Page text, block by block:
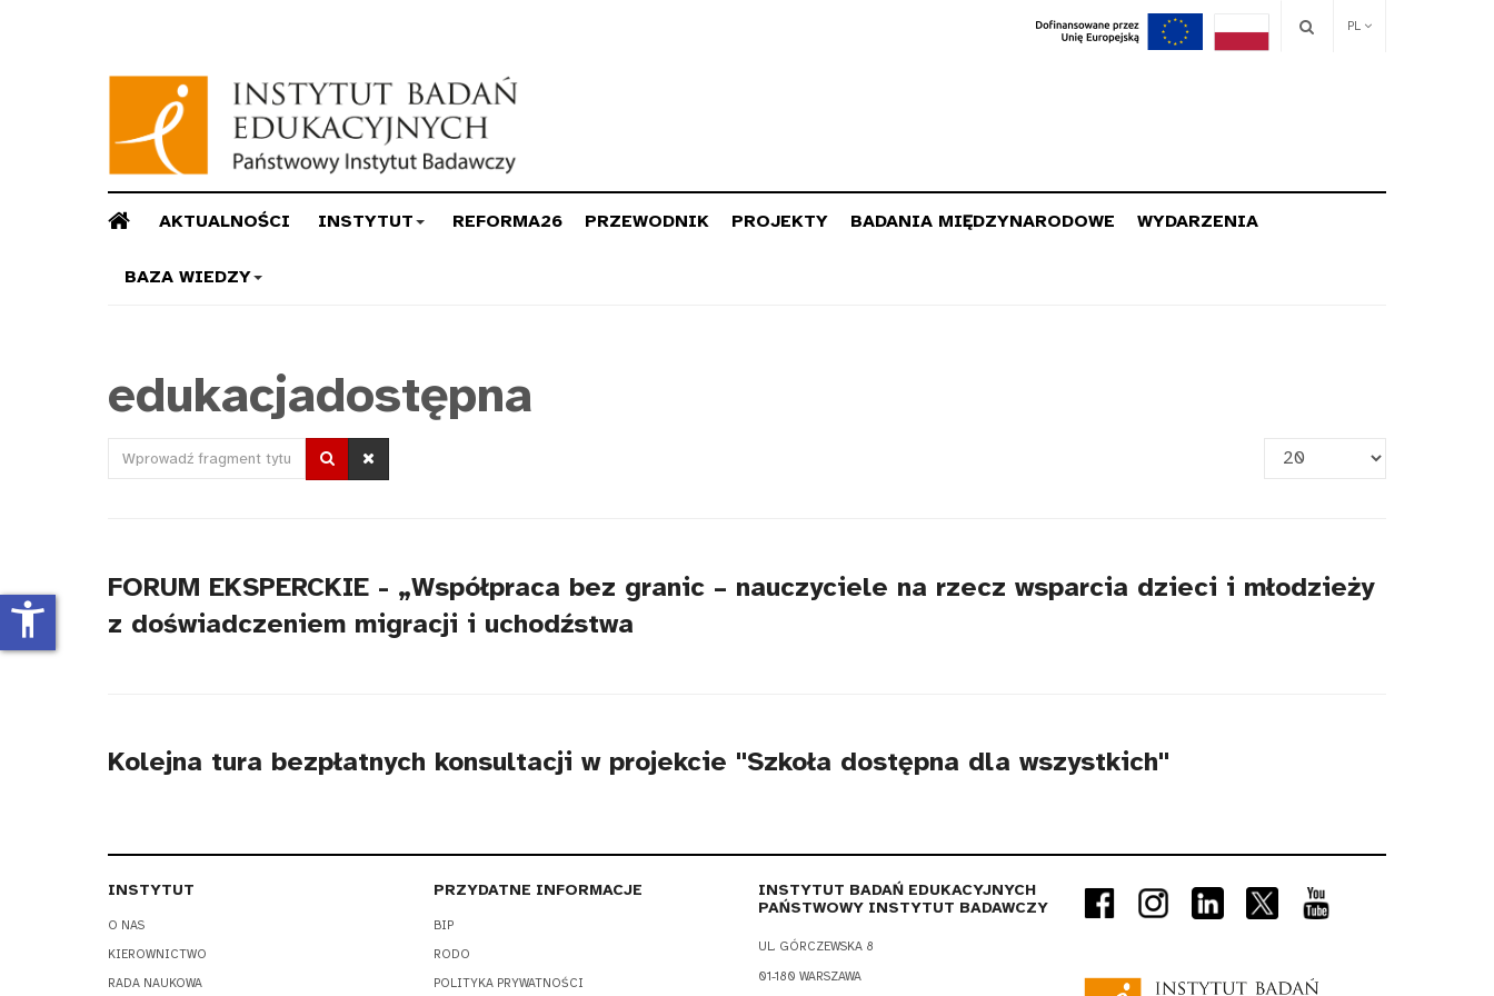
PL
AKTUALNOŚCI INSTYTUT REFORMA26 PRZEWODNIK PROJEKTY BADANIA MIĘDZYNARODOWE WYDARZENIA
BAZA WIEDZY
edukacjadostępna
Wprowadź
Pokaż
FORUM EKSPERCKIE - „Współpraca bez granic – nauczyciele na rzecz wsparcia dzieci i młodzieży
z doświadczeniem migracji i uchodźstwa
Kolejna tura bezpłatnych konsultacji w projekcie "Szkoła dostępna dla wszystkich"
INSTYTUT
O NAS
KIEROWNICTWO
RADA NAUKOWA
PRZYDATNE INFORMACJE
BIP
RODO
POLITYKA PRYWATNOŚCI
INSTYTUT BADAŃ EDUKACYJNYCH
PAŃSTWOWY INSTYTUT BADAWCZY
UL. GÓRCZEWSKA 8
01-180 WARSZAWA
accessibility_new